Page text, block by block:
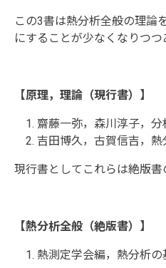
この3書は熱分析全般の理論
にすることが少なくなりつつ
【原理，理論（現行書）】
齋藤一弥，森川淳子，
吉田博久，古賀信吉，
現行書としてこれらは絶版書
【熱分析全般（絶版書）】
熱測定学会編，熱分析